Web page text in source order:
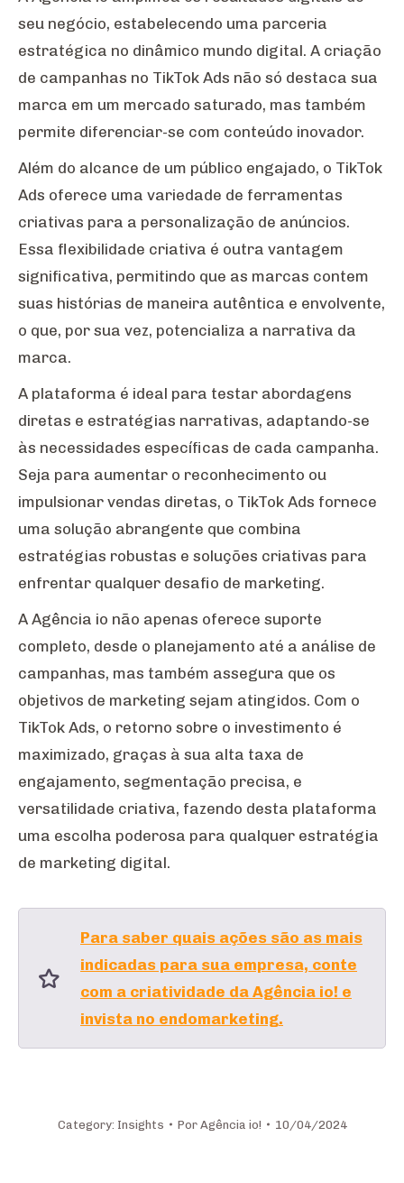
seu negócio, estabelecendo uma parceria
estratégica no dinâmico mundo digital. A criação
de campanhas no TikTok Ads não só destaca sua
marca em um mercado saturado, mas também
permite diferenciar-se com conteúdo inovador.
Além do alcance de um público engajado, o TikTok
Ads oferece uma variedade de ferramentas
criativas para a personalização de anúncios.
Essa flexibilidade criativa é outra vantagem
significativa, permitindo que as marcas contem
suas histórias de maneira autêntica e envolvente,
o que, por sua vez, potencializa a narrativa da
marca.
A plataforma é ideal para testar abordagens
diretas e estratégias narrativas, adaptando-se
às necessidades específicas de cada campanha.
Seja para aumentar o reconhecimento ou
impulsionar vendas diretas, o TikTok Ads fornece
uma solução abrangente que combina
estratégias robustas e soluções criativas para
enfrentar qualquer desafio de marketing.
A Agência io não apenas oferece suporte
completo, desde o planejamento até a análise de
campanhas, mas também assegura que os
objetivos de marketing sejam atingidos. Com o
TikTok Ads, o retorno sobre o investimento é
maximizado, graças à sua alta taxa de
engajamento, segmentação precisa, e
versatilidade criativa, fazendo desta plataforma
uma escolha poderosa para qualquer estratégia
de marketing digital.
Para saber quais ações são as mais
indicadas para sua empresa, conte
com a criatividade da Agência io! e
invista no endomarketing.
Category: Insights Por Agência io! 10/04/2024